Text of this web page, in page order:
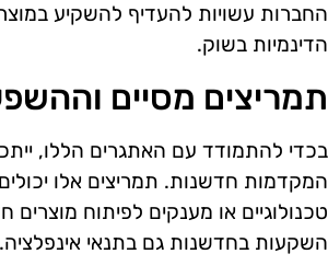
החברות עשויות להעדיף להשקיע
הדינמיות בשוק.
תמריצים מסיים
בכדי להתמודד עם האתגרים הללו,
המקדמות חדשנות. תמריצים אלו
טכנולוגיים או מענקים לפיתוח מוצרים
השקעות בחדשנות גם בתנאי אינפלציה.